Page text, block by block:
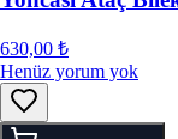
630,00 ₺
Henüz yorum yok